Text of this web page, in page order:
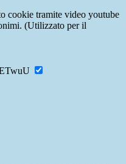
cookie tramite video youtube
(Utilizzato per il